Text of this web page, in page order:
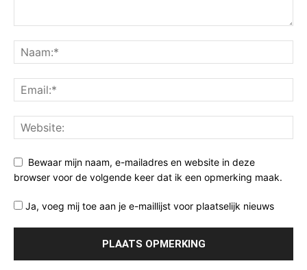
Bewaar mijn naam, e-mailadres en website in deze
browser voor de volgende keer dat ik een opmerking maak.
Ja, voeg mij toe aan je e-maillijst voor plaatselijk nieuws